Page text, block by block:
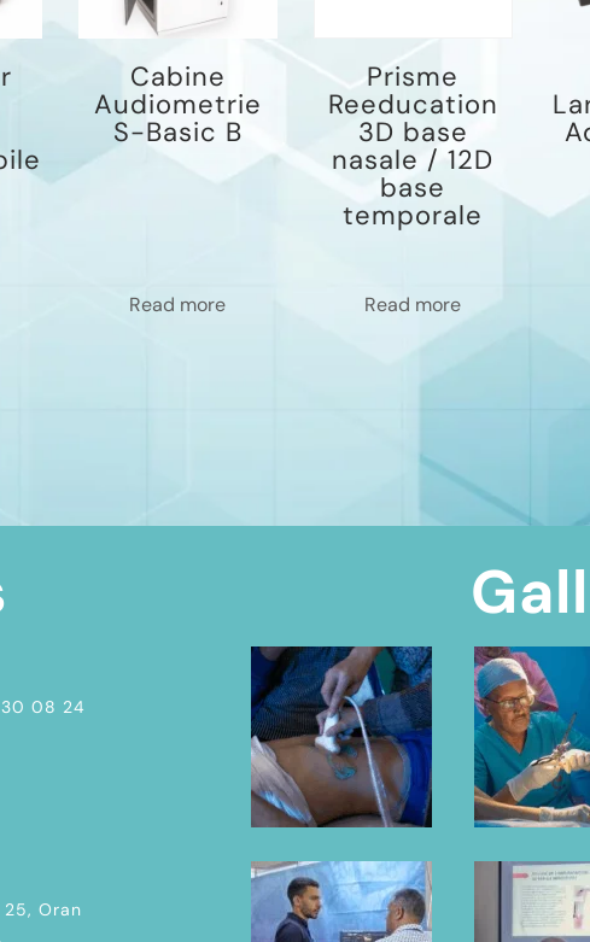
Cabine
Audiometrie
S-Basic B
Read more
Prisme
Reeducation
3D base
nasale / 12D
base
temporale
Read more
30 08 24
Oran